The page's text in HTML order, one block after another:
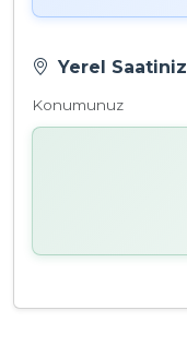
Yerel Saatiniz
Konumunuz